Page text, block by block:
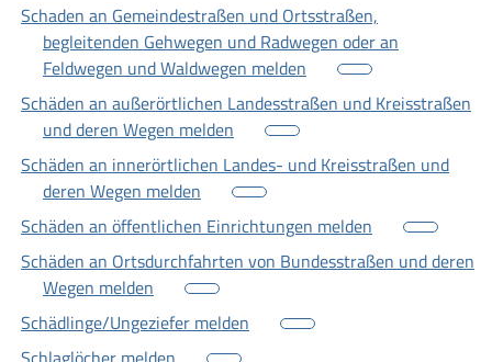
Schaden an Gemeindestraßen und Ortsstraßen,
begleitenden Gehwegen und Radwegen oder an
Feldwegen und Waldwegen melden
Schäden an außerörtlichen Landesstraßen und Kreisstraßen
und deren Wegen melden
Schäden an innerörtlichen Landes- und Kreisstraßen und
deren Wegen melden
Schäden an öffentlichen Einrichtungen melden
Schäden an Ortsdurchfahrten von Bundesstraßen und deren
Wegen melden
Schädlinge/Ungeziefer melden